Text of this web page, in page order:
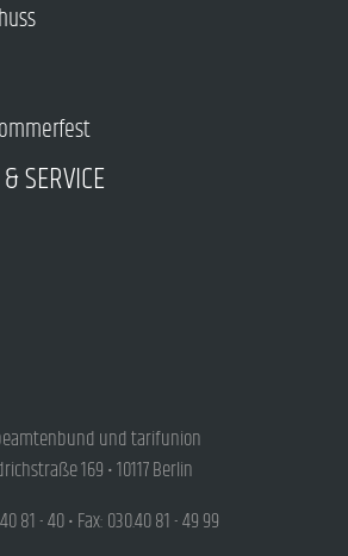
SERVICE
und tarifunion
169 • 10117 Berlin
81 - 40 • Fax: 030.40 81 - 49 99